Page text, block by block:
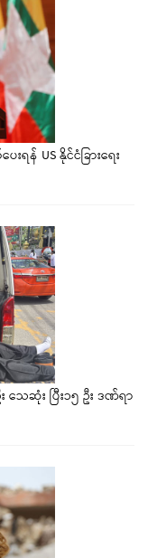
ရန် US နိုင်ငံခြားရေး
ေဆုံး ပြီး၁၅ ဦး ဒဏ်ရာ